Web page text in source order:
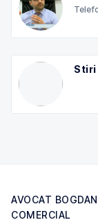
Stiri
AVOCAT
COMERCIAL